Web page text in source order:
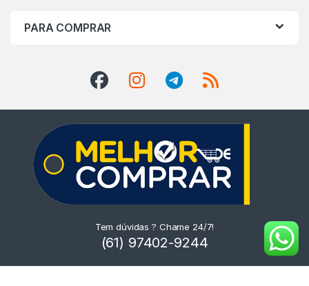
PARA COMPRAR
Tem dúvidas ? Chame 24/7!
(61) 97402-9244